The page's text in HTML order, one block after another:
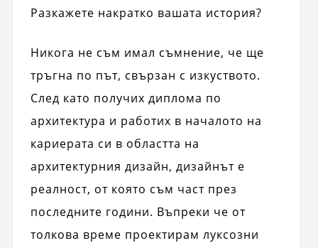
Разкажете накратко вашата история?
Никога не съм имал съмнение, че ще
тръгна по път, свързан с изкуството.
След като получих диплома по
архитектура и работих в началото на
кариерата си в областта на
архитектурния дизайн, дизайнът е
реалност, от която съм част през
последните години. Въпреки че от
толкова време проектирам луксозни